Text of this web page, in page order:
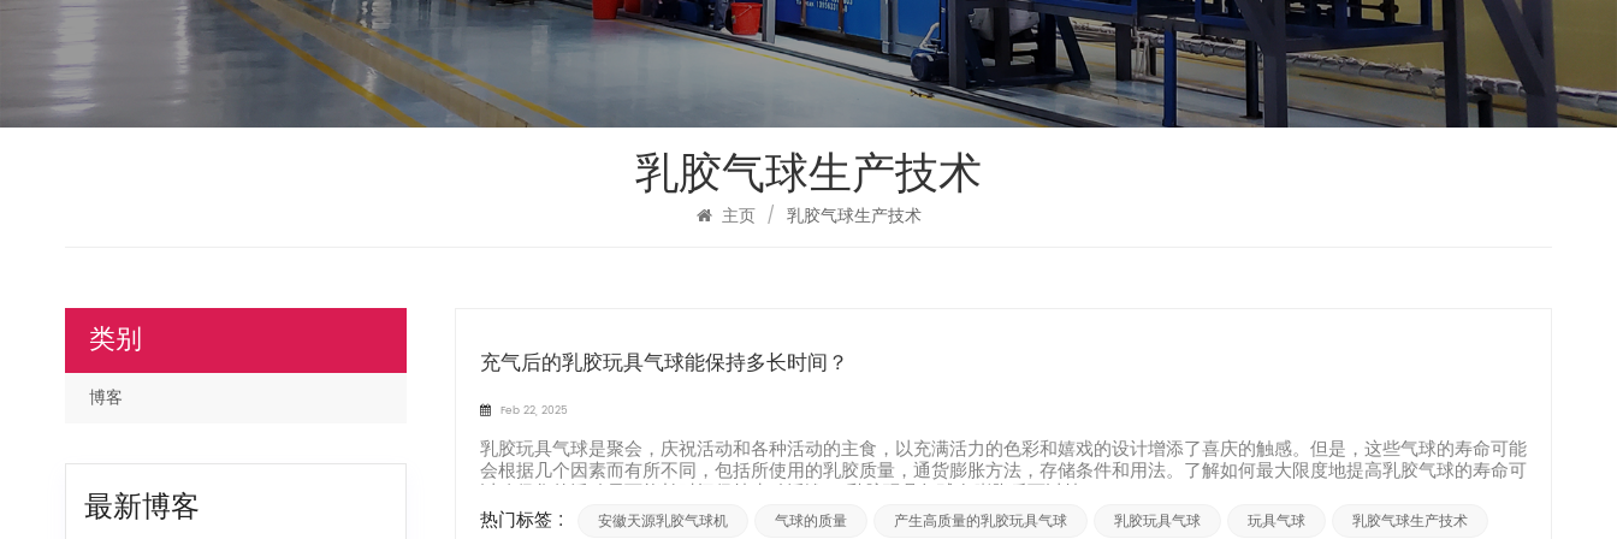
乳胶气球生产技术
主页 / 乳胶气球生产技术
充气后的乳胶玩具气球能保持多长时间？
Feb 22, 2025
乳胶玩具气球是聚会，庆祝活动和各种活动的主食，以充满活力的色彩和嬉戏的设计增添了喜庆的触感。但是，这些气球的寿命可能
会根据几个因素而有所不同，包括所使用的乳胶质量，通货膨胀方法，存储条件和用法。了解如何最大限度地提高乳胶气球的寿命可
以确保您的活动尽可能长时间保持生动活泼。 乳胶玩具气球在膨胀后可以持...
热门标签 :
安徽天源乳胶气球机 气球的质量 产生高质量的乳胶玩具气球 乳胶玩具气球 玩具气球 乳胶气球生产技术
类别
博客
最新博客